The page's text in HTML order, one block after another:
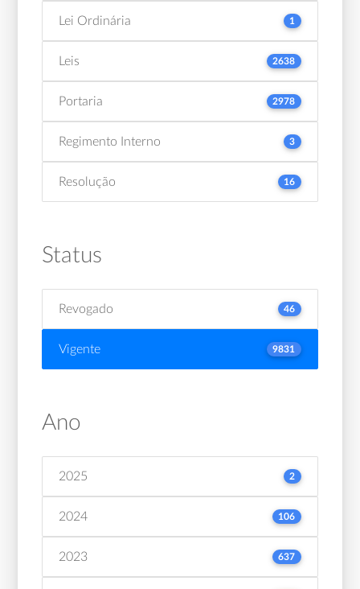
Lei Ordinária 1
Leis 2638
Portaria 2978
Regimento Interno 3
Resolução 16
Status
Revogado 46
Vigente 9831
Ano
2025 2
2024 106
2023 637